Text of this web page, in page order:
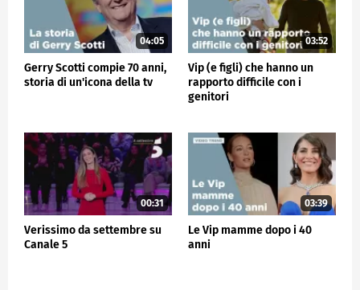
04:05
Gerry Scotti compie 70 anni,
storia di un'icona della tv
03:52
Vip (e figli) che hanno un
rapporto difficile con i
genitori
00:31
Verissimo da settembre su
Canale 5
03:39
Le Vip mamme dopo i 40
anni